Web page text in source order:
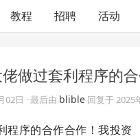
教程 招聘 活动
做过套利程序的
02日 · 最后由 blible 回复于2025
程序的合作合作！我投资